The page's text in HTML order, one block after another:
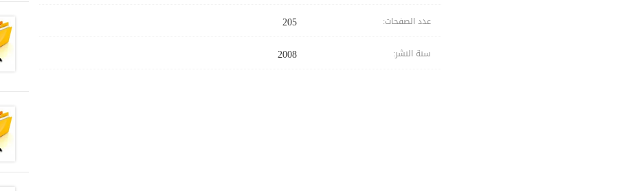
عدد الصفحات: 205
سنة النشر: 2008